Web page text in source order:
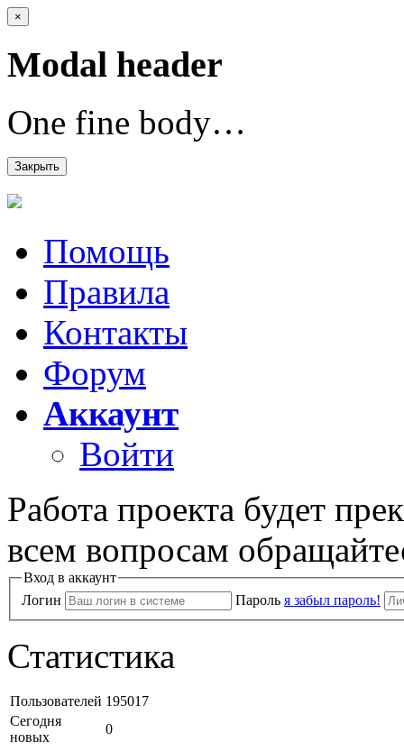
×
Modal header
One fine body…
Закрыть
Помощь
Правила
Контакты
Форум
Аккаунт
Войти
Работа проекта будет
всем вопросам
Вход в аккаунт
Логин
Пароль я забыл пароль!
Статистика
Пользователей 195017
Сегодня
новых
0